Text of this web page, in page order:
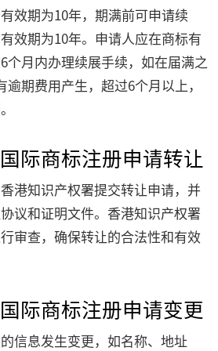
效期为10年，期满前可申请续
效期为10年。申请人应在商标有
个月内办理续展手续，如在届满之
逾期费用产生，超过6个月以上，
际商标注册申请转让
港知识产权署提交转让申请，并
议和证明文件。香港知识产权署
审查，确保转让的合法性和有效
际商标注册申请变更
信息发生变更，如名称、地址